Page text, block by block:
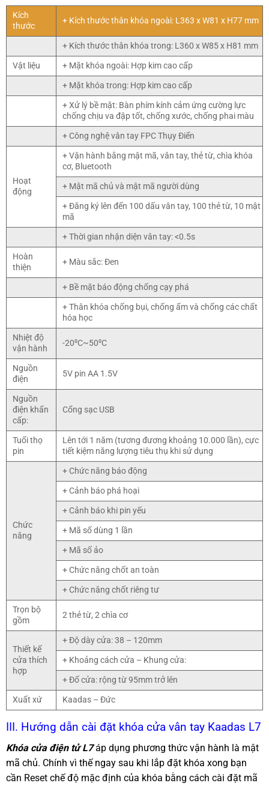
Kích
thước
+ Kích thước thân khóa ngoài: L363 x W81 x H77 mm
+ Kích thước thân khóa trong: L360 x W85 x H81 mm
Vật liệu
+ Mặt khóa ngoài: Hợp kim cao cấp
+ Mặt khóa trong: Hợp kim cao cấp
+ Xử lý bề mặt: Bàn phím kính cảm ứng cường lực
chống chịu va đập tốt, chống xước, chống phai màu
+ Công nghệ vân tay FPC Thụy Điển
Hoạt
động
+ Vận hành bằng mật mã, vân tay, thẻ từ, chìa khóa
cơ, Bluetooth
+ Mật mã chủ và mật mã người dùng
+ Đăng ký lên đến 100 dấu vân tay, 100 thẻ từ, 10 mật
mã
+ Thời gian nhận diện vân tay: <0.5s
Hoàn
thiện
+ Màu sắc: Đen
+ Bề mặt báo động chống cạy phá
+ Thân khóa chống bụi, chống ẩm và chống các chất
hóa học
Nhiệt độ
vận hành
-20⁰C~50⁰C
Nguồn
điện
5V pin AA 1.5V
Nguồn
điện khẩn
cấp:
Cổng sạc USB
Tuổi thọ
pin
Lên tới 1 năm (tương đương khoảng 10.000 lần), cực
tiết kiệm năng lượng tiêu thụ khi sử dụng
Chức
năng
+ Chức năng báo động
+ Cảnh báo phá hoại
+ Cảnh báo khi pin yếu
+ Mã số dùng 1 lần
+ Mã số ảo
+ Chức năng chốt an toàn
+ Chức năng chốt riêng tư
Trọn bộ
gồm
2 thẻ từ, 2 chìa cơ
Thiết kế
cửa thích
hợp
+ Độ dày cửa: 38 – 120mm
+ Khoảng cách cửa – Khung cửa:
+ Đố cửa: rộng từ 95mm trở lên
Xuất xứ
Kaadas – Đức
III. Hướng dẫn cài đặt khóa cửa vân tay Kaadas L7
Khóa cửa điện tử L7áp dụng phương thức vận hành là mật
mã chủ. Chính vì thế ngay sau khi lắp đặt khóa xong bạn
cần Reset chế độ mặc định của khóa bằng cách cài đặt mã